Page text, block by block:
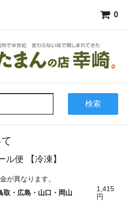
0
検索
便 【冷凍】
が異なります。
取・広島・山口・岡山
1,415
円